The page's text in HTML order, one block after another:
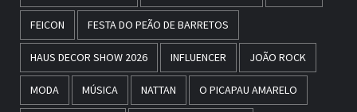
FEICON FESTA DO PEÃO DE BARRETOS
HAUS DECOR SHOW 2026 INFLUENCER JOÃO ROCK
MODA MÚSICA NATTAN O PICAPAU AMARELO